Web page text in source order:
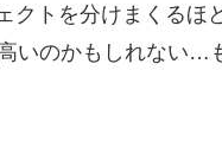
クトを分けまくる
いのかもしれない…